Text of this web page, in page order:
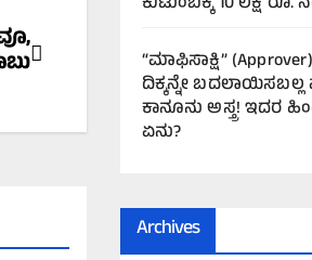
“ಮಾಫಿಸಾಕ್ಷಿ”
ದಿಕ್ಕನ್ನೇ ಬದಲಾಯಿಸಬಲ್ಲ
ಕಾನೂನು ಅಸ್ತ್ರ! ಇದರ
ಏನು?
Archives